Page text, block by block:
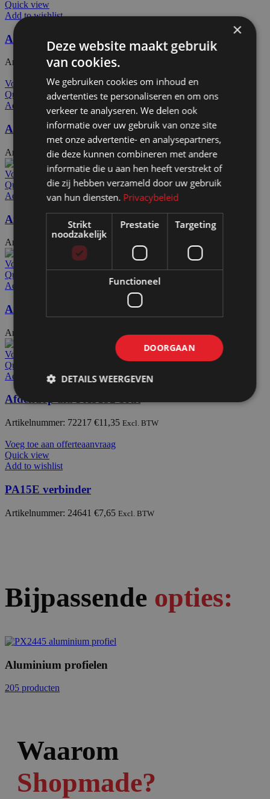
Quick view
Add to wishlist
Afdekdop EEAL1525
Artikelnummer: 24432 €6,70
Voeg toe aan offerteaanvraag
Quick view
Add to wishlist
Afdekdop alu Ø50
Artikelnummer: 72211€9,80 Excl. BTW
Voeg toe aan offerteaanvraag
Quick view
Add to wishlist
Afdekdop EEalu Mega C&S
Artikelnummer: 72213 €29,50
Voeg toe aan offerteaanvraag
Quick view
Add to wishlist
Afdekdop alu PX2126
Artikelnummer: 72214 Excl. BTW
Voeg toe aan offerteaanvraag
Quick view
Add to wishlist
Afdekdop alu PX3132 brut
Artikelnummer: 72217 €11,35 Excl. BTW
Voeg toe aan offerteaanvraag
Quick view
Add to wishlist
PA15E verbinder
Artikelnummer: 24641 €7,65 Excl. BTW
Bijpassende opties:
Aluminium profielen
205 producten
Waarom
Shopmade?
×
Deze website maakt gebruik
van cookies.
We gebruiken cookies om inhoud en
advertenties te personaliseren en om ons
verkeer te analyseren. We delen ook
informatie over uw gebruik van onze site
met onze advertentie- en analysepartners,
die deze kunnen combineren met andere
informatie die u aan hen heeft verstrekt of
die zij hebben verzameld door uw gebruik
van hun diensten. Privacybeleid
Strikt
noodzakelijk
Prestatie Targeting
Functioneel
DOORGAAN
DETAILS WEERGEVEN